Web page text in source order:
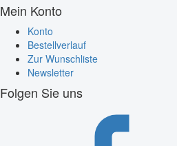
Mein Konto
Konto
Bestellverlauf
Zur Wunschliste
Newsletter
Folgen Sie uns